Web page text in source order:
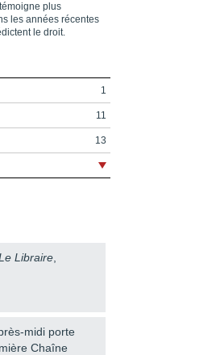
plus
les années récentes
le droit.
1
11
13
17
Libraire
midi porte
Chaîne